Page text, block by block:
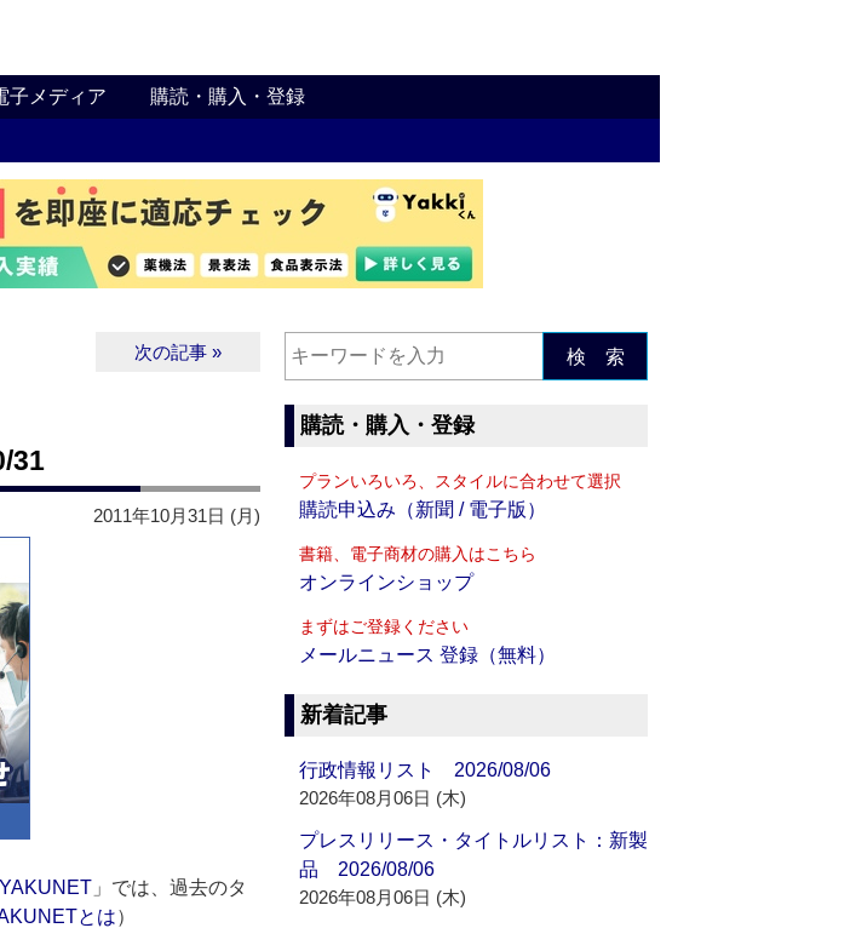
子メディア 購読・購入・登録
次の記事 »
31
2011年10月31日 (月)
YAKUNET 」では、過去のタ
とは）
検 索
購読・購入・登録
プランいろいろ、スタイルに合わせて選択
購読申込み（新聞 / 電子版）
書籍、電子商材の購入はこちら
オンラインショップ
まずはご登録ください
メールニュース 登録（無料）
新着記事
行政情報リスト 2026/08/06
2026年08月06日 (木)
プレスリリース・タイトルリスト：新製
品 2026/08/06
2026年08月06日 (木)